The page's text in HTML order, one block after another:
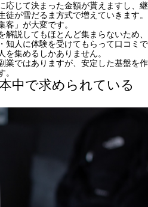
応じて決まった金額が貰えますし、継
が雪だるま方式で増えていきます。
客」が大変です。
説してもほとんど集まらないため、
知人に体験を受けてもらって口コミで
集めるしかありません。
業ではありますが、安定した基盤を作
。
中で求められている